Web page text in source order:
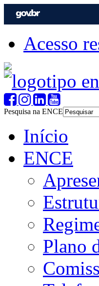
Acesso
Pesquisa na ENCE
Início
ENCE
Plano